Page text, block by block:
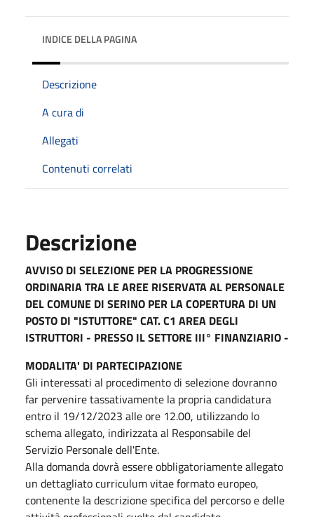
INDICE DELLA PAGINA
Descrizione
A cura di
Allegati
Contenuti correlati
Descrizione
AVVISO DI SELEZIONE PER LA PROGRESSIONE
ORDINARIA TRA LE AREE RISERVATA AL PERSONALE
DEL COMUNE DI SERINO PER LA COPERTURA DI UN
POSTO DI "ISTUTTORE" CAT. C1 AREA DEGLI
ISTRUTTORI - PRESSO IL SETTORE III° FINANZIARIO -
MODALITA' DI PARTECIPAZIONE
Gli interessati al procedimento di selezione dovranno
far pervenire tassativamente la propria candidatura
entro il 19/12/2023 alle ore 12.00, utilizzando lo
schema allegato, indirizzata al Responsabile del
Servizio Personale dell'Ente.
Alla domanda dovrà essere obbligatoriamente allegato
un dettagliato curriculum vitae formato europeo,
contenente la descrizione specifica del percorso e delle